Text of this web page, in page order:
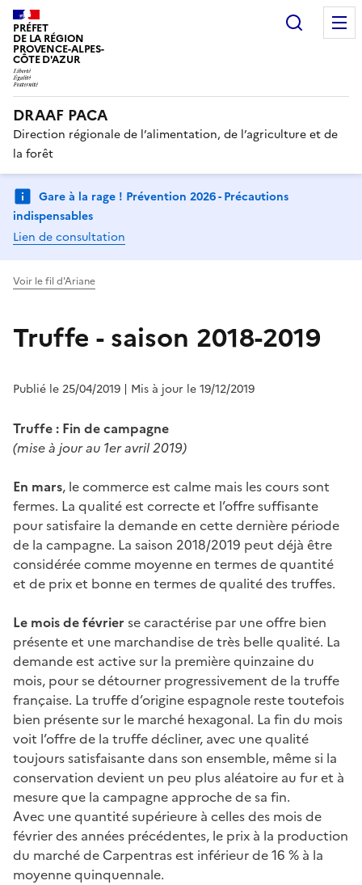
PRÉFET
DE LA RÉGION
PROVENCE-ALPES-
CÔTE D'AZUR
DRAAF PACA
Direction régionale de l’alimentation, de l’agriculture et de
la forêt
Gare à la rage ! Prévention 2026 - Précautions
indispensables
Lien de consultation
Voir le fil d'Ariane
Truffe - saison 2018-2019
Publié le 25/04/2019 | Mis à jour le 19/12/2019
Truffe : Fin de campagne
(mise à jour au 1er avril 2019)
En mars, le commerce est calme mais les cours sont
fermes. La qualité est correcte et l’offre suffisante
pour satisfaire la demande en cette dernière période
de la campagne. La saison 2018/2019 peut déjà être
considérée comme moyenne en termes de quantité
et de prix et bonne en termes de qualité des truffes.
Le mois de février se caractérise par une offre bien
présente et une marchandise de très belle qualité. La
demande est active sur la première quinzaine du
mois, pour se détourner progressivement de la truffe
française. La truffe d’origine espagnole reste toutefois
bien présente sur le marché hexagonal. La fin du mois
voit l’offre de la truffe décliner, avec une qualité
toujours satisfaisante dans son ensemble, même si la
conservation devient un peu plus aléatoire au fur et à
mesure que la campagne approche de sa fin.
Avec une quantité supérieure à celles des mois de
février des années précédentes, le prix à la production
du marché de Carpentras est inférieur de 16 % à la
moyenne quinquennale.